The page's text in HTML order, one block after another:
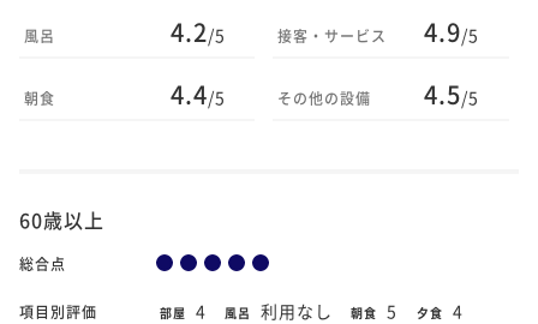
風呂 4.2/5
朝食 4.4/5
接客・サービス 4.9/5
その他の設備 4.5/5
60歳以上
総合点
項目別評価 部屋 4 風呂 利用なし 朝食 5 夕食 4